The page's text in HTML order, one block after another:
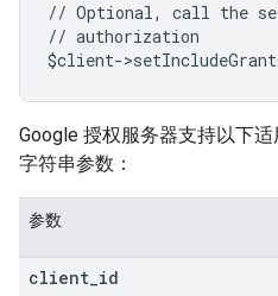
// Optional, call the
// authorization
$client-
Google 授权服务器支持以下
字符串参数：
参数
client id